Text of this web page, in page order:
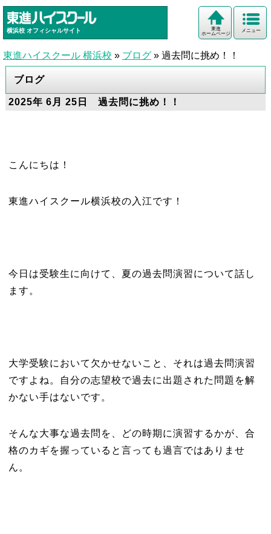
横浜校 オフィシャルサイト メニュー
東進
ホームページ
東進ハイスクール 横浜校 » ブログ » 過去問に挑め！！
ブログ
2025年 6月 25日 過去問に挑め！！
こんにちは！
東進ハイスクール横浜校の入江です！
今日は受験生に向けて、夏の過去問演習について話し
ます。
大学受験において欠かせないこと、それは過去問演習
ですよね。自分の志望校で過去に出題された問題を解
かない手はないです。
そんな大事な過去問を、どの時期に演習するかが、合
格のカギを握っていると言っても過言ではありませ
ん。